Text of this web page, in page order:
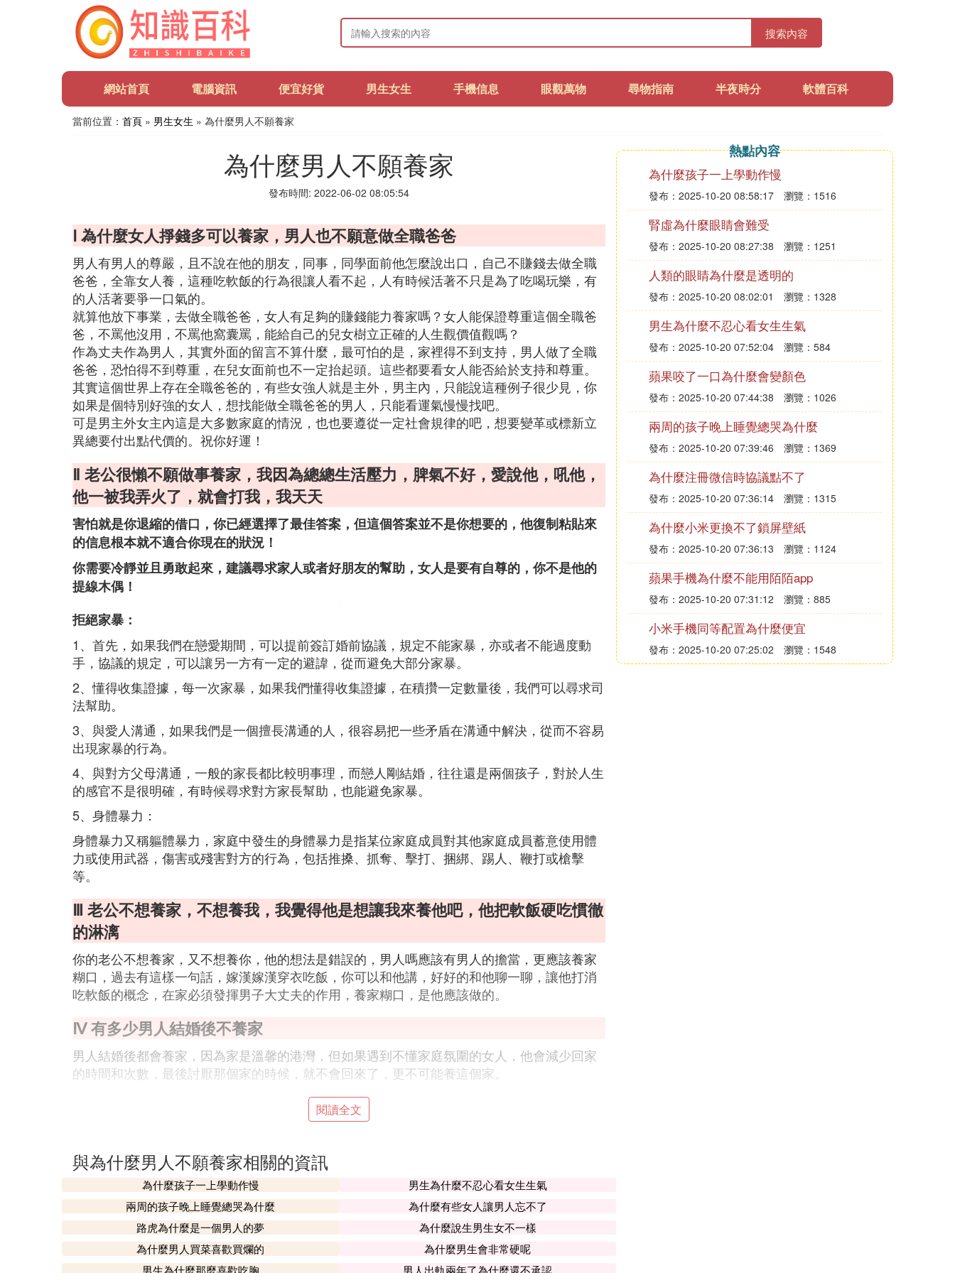
搜索內容
網站首頁 電腦資訊 便宜好貨 男生女生 手機信息 眼觀萬物 尋物指南 半夜時分 軟體百科
當前位置： 首頁 » 男生女生 » 為什麼男人不願養家
為什麼男人不願養家
發布時間: 2022-06-02 08:05:54
Ⅰ 為什麼女人掙錢多可以養家，男人也不願意做全職爸爸
男人有男人的尊嚴，且不說在他的朋友，同事，同學面前他怎麼說出口，自己不賺錢去做全職
爸爸，全靠女人養，這種吃軟飯的行為很讓人看不起，人有時候活著不只是為了吃喝玩樂，有
的人活著要爭一口氣的。
就算他放下事業，去做全職爸爸，女人有足夠的賺錢能力養家嗎？女人能保證尊重這個全職爸
爸，不罵他沒用，不罵他窩囊罵，能給自己的兒女樹立正確的人生觀價值觀嗎？
作為丈夫作為男人，其實外面的留言不算什麼，最可怕的是，家裡得不到支持，男人做了全職
爸爸，恐怕得不到尊重，在兒女面前也不一定抬起頭。這些都要看女人能否給於支持和尊重。
其實這個世界上存在全職爸爸的，有些女強人就是主外，男主內，只能說這種例子很少見，你
如果是個特別好強的女人，想找能做全職爸爸的男人，只能看運氣慢慢找吧。
可是男主外女主內這是大多數家庭的情況，也也要遵從一定社會規律的吧，想要變革或標新立
異總要付出點代價的。祝你好運！
Ⅱ 老公很懶不願做事養家，我因為總總生活壓力，脾氣不好，愛說他，吼他，
他一被我弄火了，就會打我，我天天
害怕就是你退縮的借口，你已經選擇了最佳答案，但這個答案並不是你想要的，他復制粘貼來
的信息根本就不適合你現在的狀況！
你需要冷靜並且勇敢起來，建議尋求家人或者好朋友的幫助，女人是要有自尊的，你不是他的
提線木偶！
拒絕家暴：
1、首先，如果我們在戀愛期間，可以提前簽訂婚前協議，規定不能家暴，亦或者不能過度動
手，協議的規定，可以讓另一方有一定的避諱，從而避免大部分家暴。
2、懂得收集證據，每一次家暴，如果我們懂得收集證據，在積攢一定數量後，我們可以尋求司
法幫助。
3、與愛人溝通，如果我們是一個擅長溝通的人，很容易把一些矛盾在溝通中解決，從而不容易
出現家暴的行為。
4、與對方父母溝通，一般的家長都比較明事理，而戀人剛結婚，往往還是兩個孩子，對於人生
的感官不是很明確，有時候尋求對方家長幫助，也能避免家暴。
5、身體暴力：
身體暴力又稱軀體暴力，家庭中發生的身體暴力是指某位家庭成員對其他家庭成員蓄意使用體
力或使用武器，傷害或殘害對方的行為，包括推搡、抓奪、擊打、捆綁、踢人、鞭打或槍擊
等。
Ⅲ 老公不想養家，不想養我，我覺得他是想讓我來養他吧，他把軟飯硬吃慣徹
的淋漓
你的老公不想養家，又不想養你，他的想法是錯誤的，男人嗎應該有男人的擔當，更應該養家
糊口，過去有這樣一句話，嫁漢嫁漢穿衣吃飯，你可以和他講，好好的和他聊一聊，讓他打消
吃軟飯的概念，在家必須發揮男子大丈夫的作用，養家糊口，是他應該做的。
Ⅳ 有多少男人結婚後不養家
男人結婚後都會養家，因為家是溫馨的港灣，但如果遇到不懂家庭氛圍的女人，他會減少回家
的時間和次數，最後討厭那個家的時候，就不會回來了，更不可能養這個家。
Ⅵ 老公不養家 看錢太重了 我好累 老公死活不離婚
首先要經營好你倆的感情，這樣他才願意對你言聽計從。如果他是一個沒有上進心和責任心只
是貪玩的男人，又死活不肯離婚，那也許他有點性格缺陷或者心理問題，最好及時做做心理咨
詢，希望我能夠幫到您，歡迎繼續追問哦……
Ⅶ 不養家的男人
閱讀全文
與為什麼男人不願養家相關的資訊
為什麼孩子一上學動作慢
男生為什麼不忍心看女生生氣
兩周的孩子晚上睡覺總哭為什麼
為什麼有些女人讓男人忘不了
路虎為什麼是一個男人的夢
為什麼說生男生女不一樣
為什麼男人買菜喜歡買爛的
為什麼男生會非常硬呢
男生為什麼那麼喜歡吃胸
男人出軌兩年了為什麼還不承認
熱點內容
為什麼孩子一上學動作慢
發布：2025-10-20 08:58:17 瀏覽：1516
腎虛為什麼眼睛會難受
發布：2025-10-20 08:27:38 瀏覽：1251
人類的眼睛為什麼是透明的
發布：2025-10-20 08:02:01 瀏覽：1328
男生為什麼不忍心看女生生氣
發布：2025-10-20 07:52:04 瀏覽：584
蘋果咬了一口為什麼會變顏色
發布：2025-10-20 07:44:38 瀏覽：1026
兩周的孩子晚上睡覺總哭為什麼
發布：2025-10-20 07:39:46 瀏覽：1369
為什麼注冊微信時協議點不了
發布：2025-10-20 07:36:14 瀏覽：1315
為什麼小米更換不了鎖屏壁紙
發布：2025-10-20 07:36:13 瀏覽：1124
蘋果手機為什麼不能用陌陌app
發布：2025-10-20 07:31:12 瀏覽：885
小米手機同等配置為什麼便宜
發布：2025-10-20 07:25:02 瀏覽：1548